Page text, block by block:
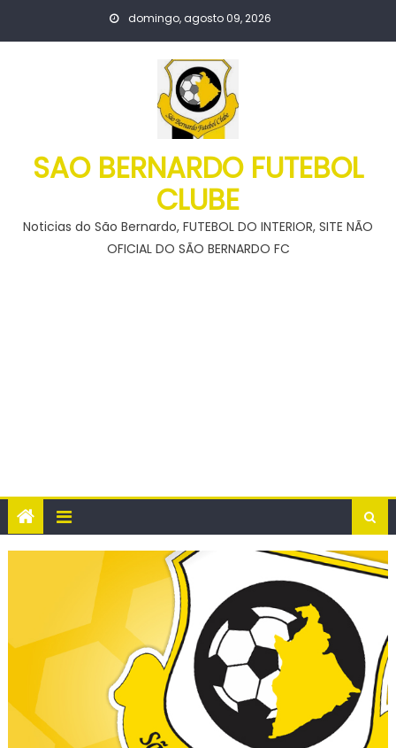
domingo, agosto 09, 2026
SAO BERNARDO FUTEBOL
CLUBE
Noticias do São Bernardo, FUTEBOL DO INTERIOR, SITE NÃO
OFICIAL DO SÃO BERNARDO FC